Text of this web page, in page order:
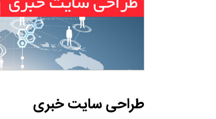
طراحی سایت خبری